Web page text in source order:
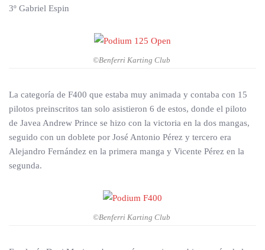
3º Gabriel Espin
©Benferri Karting Club
La categoría de F400 que estaba muy animada y contaba con 15
pilotos preinscritos tan solo asistieron 6 de estos, donde el piloto
de Javea Andrew Prince se hizo con la victoria en la dos mangas,
seguido con un doblete por José Antonio Pérez y tercero era
Alejandro Fernández en la primera manga y Vicente Pérez en la
segunda.
©Benferri Karting Club